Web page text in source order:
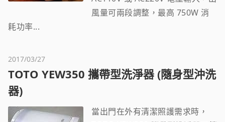
風量可兩段調整，最高 750W 消
耗功率...
2017/03/27
TOTO YEW350 攜帶型洗淨器 (隨身型沖洗
器)
當出門在外有清潔照護需求時，